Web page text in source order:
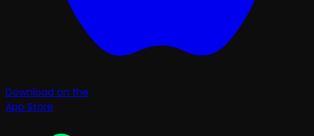
Download on the
App Store